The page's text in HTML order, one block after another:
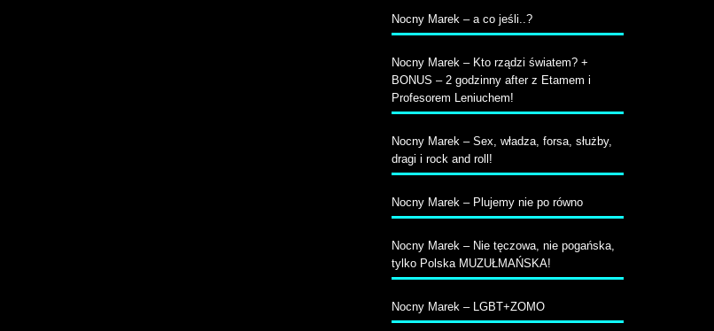
Nocny Marek – a co jeśli..?
Nocny Marek – Kto rządzi światem? +
BONUS – 2 godzinny after z Etamem i
Profesorem Leniuchem!
Nocny Marek – Sex, władza, forsa, służby,
dragi i rock and roll!
Nocny Marek – Plujemy nie po równo
Nocny Marek – Nie tęczowa, nie pogańska,
tylko Polska MUZUŁMAŃSKA!
Nocny Marek – LGBT+ZOMO